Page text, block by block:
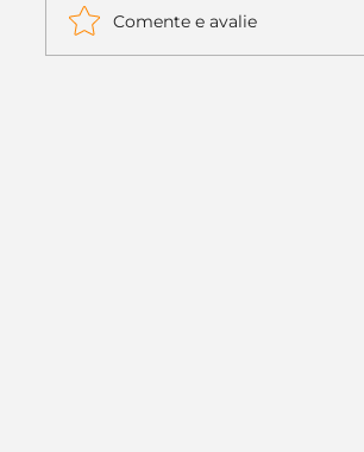
Comente e avalie